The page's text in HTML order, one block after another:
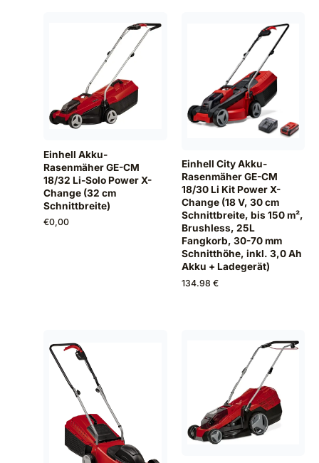
Einhell Akku-
Rasenmäher GE-CM
18/32 Li-Solo Power X-
Change (32 cm
Schnittbreite)
€0,00
Einhell City Akku-
Rasenmäher GE-CM
18/30 Li Kit Power X-
Change (18 V, 30 cm
Schnittbreite, bis 150 m²,
Brushless, 25L
Fangkorb, 30-70 mm
Schnitthöhe, inkl. 3,0 Ah
Akku + Ladegerät)
134.98 €